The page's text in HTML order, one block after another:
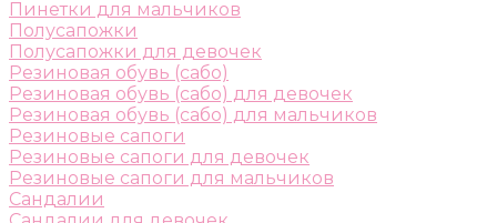
Пинетки для мальчиков
Полусапожки
Полусапожки для девочек
Резиновая обувь (сабо)
Резиновая обувь (сабо) для девочек
Резиновая обувь (сабо) для мальчиков
Резиновые сапоги
Резиновые сапоги для девочек
Резиновые сапоги для мальчиков
Сандалии